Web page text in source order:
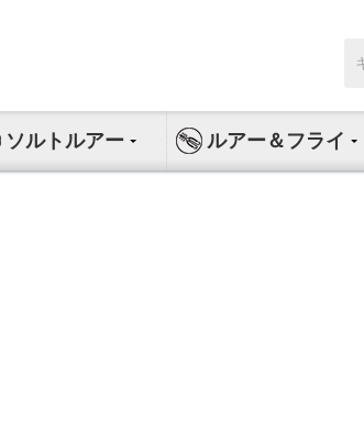
索:
ソルトルアー ルアー＆フライ